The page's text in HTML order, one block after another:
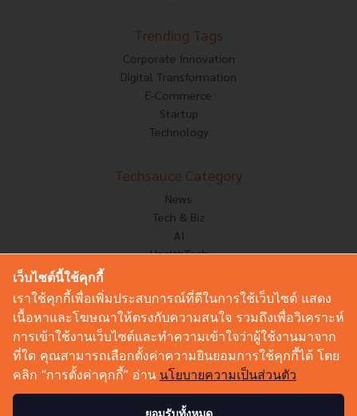
Trending Tags
Corporate Innovation
Digital Transformation
E-Commerce
Startup
Technology
Techsauce Category
News
Tech & Biz
AI
HealthTech
Corp Innov
Saucy Thoughts
Sustainable
Videos
Podcast
เว็บไซต์นี้ใช้คุกกี้
เราใช้คุกกี้เพื่อเพิ่มประสบการณ์ที่ดีในการใช้เว็บไซต์ แสดง
เนื้อหาและโฆษณาให้ตรงกับความสนใจ รวมถึงเพื่อวิเคราะห์
การเข้าใช้งานเว็บไซต์และทำความเข้าใจว่าผู้ใช้งานมาจาก
ที่ใด คุณสามารถเลือกตั้งค่าความยินยอมการใช้คุกกี้ได้ โดย
คลิก “การตั้งค่าคุกกี้” อ่าน นโยบายความเป็นส่วนตัว
ยอมรับทั้งหมด